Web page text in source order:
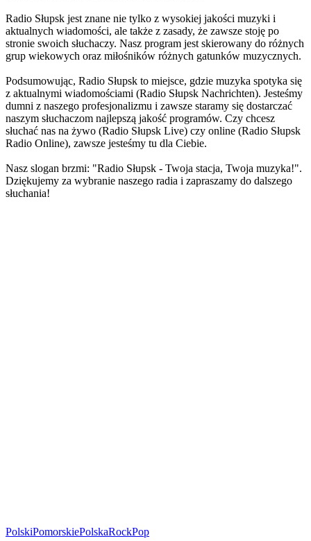
Radio Słupsk jest znane nie tylko z wysokiej jakości muzyki i
aktualnych wiadomości, ale także z zasady, że zawsze stoję po
stronie swoich słuchaczy. Nasz program jest skierowany do różnych
grup wiekowych oraz miłośników różnych gatunków muzycznych.
Podsumowując, Radio Słupsk to miejsce, gdzie muzyka spotyka się
z aktualnymi wiadomościami (Radio Słupsk Nachrichten). Jesteśmy
dumni z naszego profesjonalizmu i zawsze staramy się dostarczać
naszym słuchaczom najlepszą jakość programów. Czy chcesz
słuchać nas na żywo (Radio Słupsk Live) czy online (Radio Słupsk
Radio Online), zawsze jesteśmy tu dla Ciebie.
Nasz slogan brzmi: "Radio Słupsk - Twoja stacja, Twoja muzyka!".
Dziękujemy za wybranie naszego radia i zapraszamy do dalszego
słuchania!
PolskiPomorskiePolskaRockPop